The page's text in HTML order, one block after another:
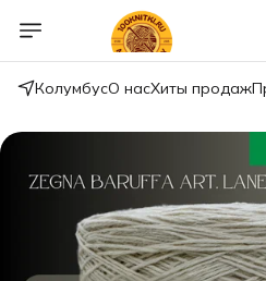
КолумбусО насХиты продаж